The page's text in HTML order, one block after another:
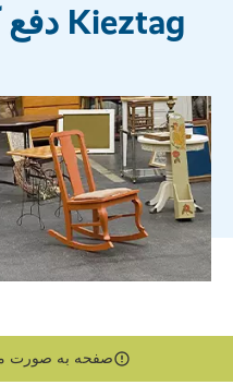
Kieztag دفع کنید
صفحه به صورت